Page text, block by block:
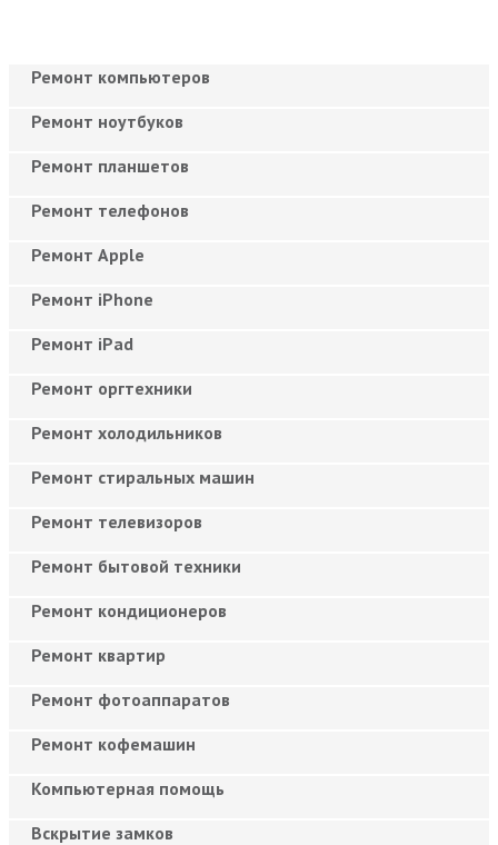
Ремонт компьютеров
Ремонт ноутбуков
Ремонт планшетов
Ремонт телефонов
Ремонт Apple
Ремонт iPhone
Ремонт iPad
Ремонт оргтехники
Ремонт холодильников
Ремонт стиральных машин
Ремонт телевизоров
Ремонт бытовой техники
Ремонт кондиционеров
Ремонт квартир
Ремонт фотоаппаратов
Ремонт кофемашин
Компьютерная помощь
Вскрытие замков